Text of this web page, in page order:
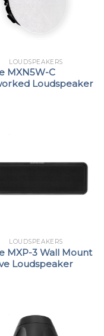
LOUDSPEAKERS
MXN5W-C
Loudspeaker
LOUDSPEAKERS
MXP-3 Wall Mount
Loudspeaker